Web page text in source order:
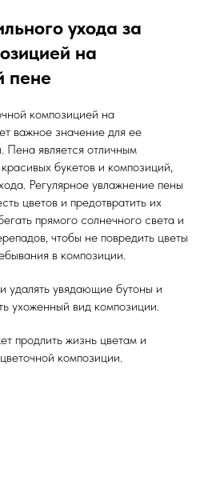
ухода за
на
пене
композицией на
важное значение для ее
Пена является отличным
букетов и композиций,
Регулярное увлажнение пены
цветов и предотвратить их
прямого солнечного света и
чтобы не повредить цветы
в композиции.
удалять увядающие бутоны и
ухоженный вид композиции.
продлить жизнь цветам и
композиции.